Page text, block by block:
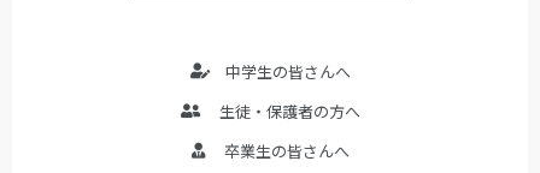
中学生の皆さんへ
生徒・保護者の方へ
卒業生の皆さんへ